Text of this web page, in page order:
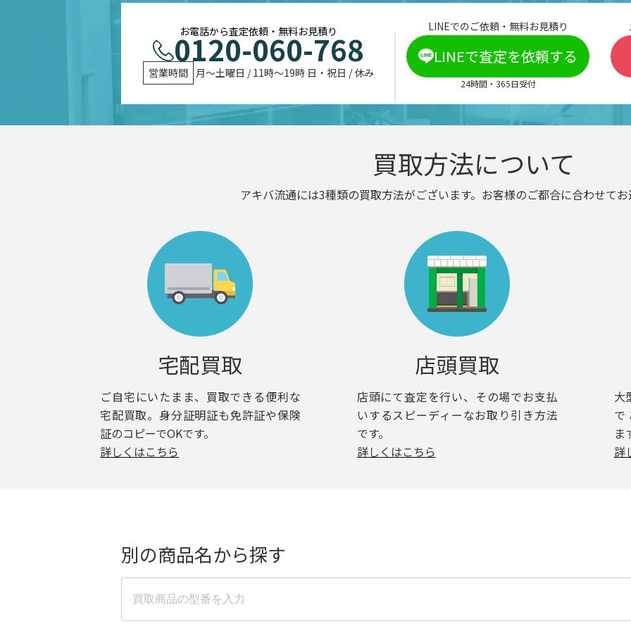
お電話から査定依頼・無料お見積り
0120-060-768
営業時間 月〜土曜日 / 11時〜19時 日・祝日 / 休み
LINEでのご依頼・無料お見積り
LINEで査定を依頼する
24時間・365日受付
買取方法について
アキバ流通には3種類の買取方法がございます。お客様のご都合に合わせて
宅配買取
ご自宅にいたまま、買取できる便利な
宅配買取。身分証明証も免許証や保険
証のコピーでOKです。
詳しくはこちら
店頭買取
店頭にて査定を行い、その場でお支払
いするスピーディーなお取り引き方法
です。
詳しくはこちら
大
で
ま
詳
別の商品名から探す